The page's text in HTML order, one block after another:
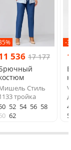
536 17 177
Стиль
тройка
52 54 56 58
62
-